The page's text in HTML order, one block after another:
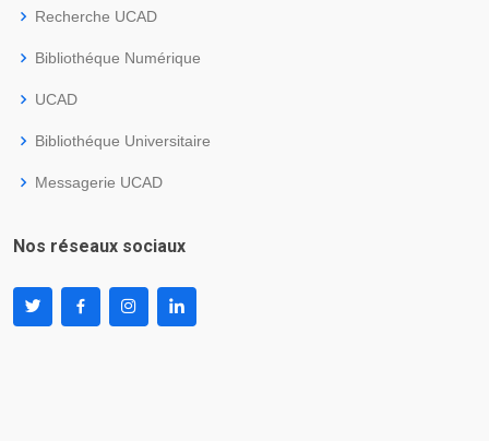
Recherche UCAD
Bibliothéque Numérique
UCAD
Bibliothéque Universitaire
Messagerie UCAD
Nos réseaux sociaux